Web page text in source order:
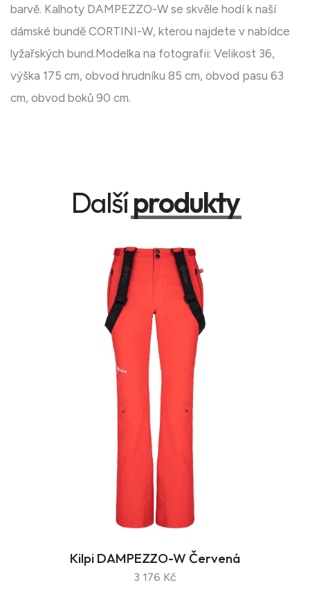
barvě. Kalhoty DAMPEZZO-W se skvěle hodí k naší
dámské bundě CORTINI-W, kterou najdete v nabídce
lyžařských bund.Modelka na fotografii: Velikost 36,
výška 175 cm, obvod hrudníku 85 cm, obvod pasu 63
cm, obvod boků 90 cm.
Dalšíprodukty
Kilpi DAMPEZZO-W Červená
3 176 Kč